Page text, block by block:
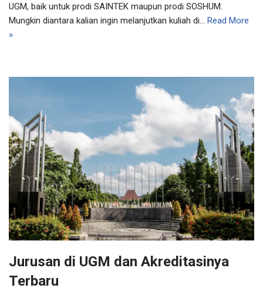
UGM, baik untuk prodi SAINTEK maupun prodi SOSHUM.
Mungkin diantara kalian ingin melanjutkan kuliah di… Read More
»
Jurusan di UGM dan Akreditasinya
Terbaru